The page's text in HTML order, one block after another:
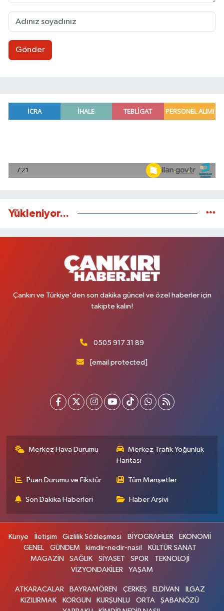
Gönder
Yükleniyor...
Çankırı ve Türkiye'den son dakika güncel ve özel haberler için
takipte kalın!
0505 917 31 89
[email protected]
Merkez Hava Durumu
Merkez Trafik Yoğunluk
Haritası
Puan Durumu ve Fikstür Tüm Manşetler
Son Dakika Haberleri Haber Arşivi
Künye İletişim Gizlilik Sözleşmesi BİYOGRAFİLER
EKONOMİ
GENEL
GÜNDEM kimdir-nedir-nasil
KÜLTÜR SANAT
MAGAZİN
SAĞLIK SİYASET SPOR
TEKNOLOJİ
VİZYONDAKİLER
YAŞAM
ATKARACALAR BAYRAMÖREN ÇERKEŞ ELDİVAN
ILGAZ
KIZILIRMAK
KORGUN KURŞUNLU ORTA
ŞABANÖZÜ